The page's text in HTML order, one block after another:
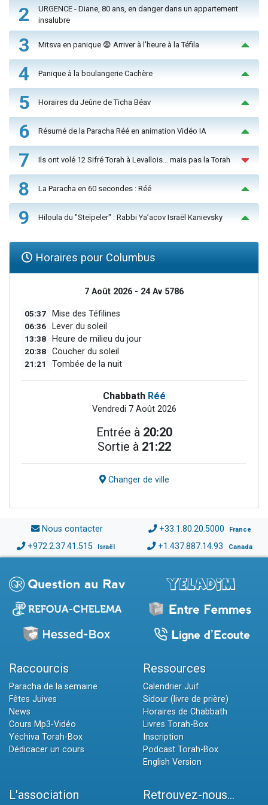
2
URGENCE - Diane, 80 ans, en danger dans un appartement
insalubre
3 Mitsva en panique 😨 Arriver à l'heure à la Téfila
4 Panique à la boulangerie Cachère
5 Horaires du Jeûne de Ticha Béav
6 Résumé de la Paracha Réé en animation Vidéo IA
7 Ils ont volé 12 Sifré Torah à Levallois… mais pas la Torah
8 La Paracha en 60 secondes : Réé
9 Hiloula du "Steïpeler" : Rabbi Ya’acov Israël Kanievsky
Horaires pour Columbus
7 Août 2026 - 24 Av 5786
05:37 Mise des Téfilines
06:36 Lever du soleil
13:38 Heure de milieu du jour
20:38 Coucher du soleil
21:21 Tombée de la nuit
Chabbath Réé
Vendredi 7 Août 2026
Entrée à 20:20
Sortie à 21:22
Changer de ville
Nous contacter +33.1.80.20.5000 France
+972.2.37.41.515 Israël +1.437.887.14.93 Canada
Raccourcis
Paracha de la semaine
Fêtes Juives
News
Cours Mp3-Vidéo
Yéchiva Torah-Box
Dédicacer un cours
Ressources
Calendrier Juif
Sidour (livre de prière)
Horaires de Chabbath
Livres Torah-Box
Inscription
Podcast Torah-Box
English Version
L'association Retrouvez-nous...